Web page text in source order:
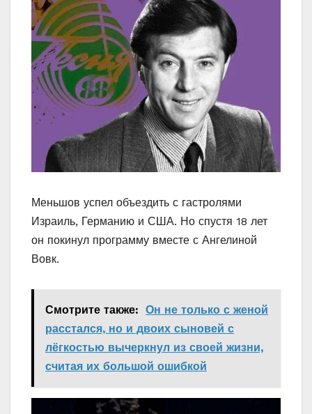
Меньшов успел объездить с гастролями
Израиль, Германию и США. Но спустя 18 лет
он покинул программу вместе с Ангелиной
Вовк.
Смотрите также: Он не только с женой
расстался, но и двоих сыновей с
лёгкостью вычеркнул из своей жизни,
считая их большой ошибкой